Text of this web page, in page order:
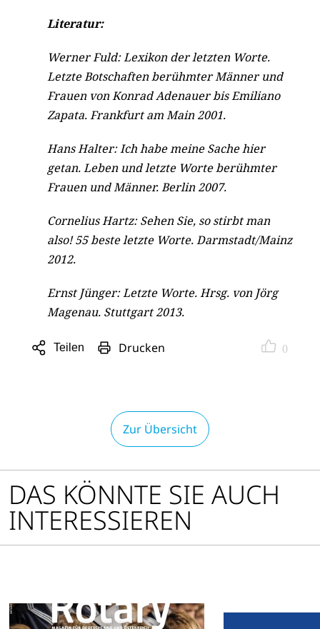
Literatur:
Werner Fuld: Lexikon der letzten Worte.
Letzte Botschaften berühmter Männer und
Frauen von Konrad Adenauer bis Emiliano
Zapata. Frankfurt am Main 2001.
Hans Halter: Ich habe meine Sache hier
getan. Leben und letzte Worte berühmter
Frauen und Männer. Berlin 2007.
Cornelius Hartz: Sehen Sie, so stirbt man
also! 55 beste letzte Worte. Darmstadt/Mainz
2012.
Ernst Jünger: Letzte Worte. Hrsg. von Jörg
Magenau. Stuttgart 2013.
Teilen
Sharing
Drucken 0
Zur Übersicht
DAS KÖNNTE SIE AUCH
INTERESSIEREN